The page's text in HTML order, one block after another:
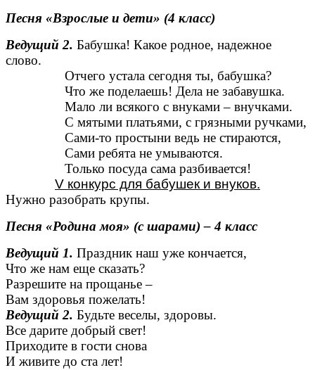
Песня «Взрослые и дети» (4 класс)
Ведущий 2. Бабушка! Какое родное, надежное
слово.
Отчего устала сегодня ты, бабушка?
Что же поделаешь! Дела не забавушка.
Мало ли всякого с внуками – внучками.
С мятыми платьями, с грязными ручками,
Сами-то простыни ведь не стираются,
Сами ребята не умываются.
Только посуда сама разбивается!
V конкурс для бабушек и внуков.
Нужно разобрать крупы.
Песня «Родина моя» (с шарами) – 4 класс
Ведущий 1. Праздник наш уже кончается,
Что же нам еще сказать?
Разрешите на прощанье –
Вам здоровья пожелать!
Ведущий 2. Будьте веселы, здоровы.
Все дарите добрый свет!
Приходите в гости снова
И живите до ста лет!